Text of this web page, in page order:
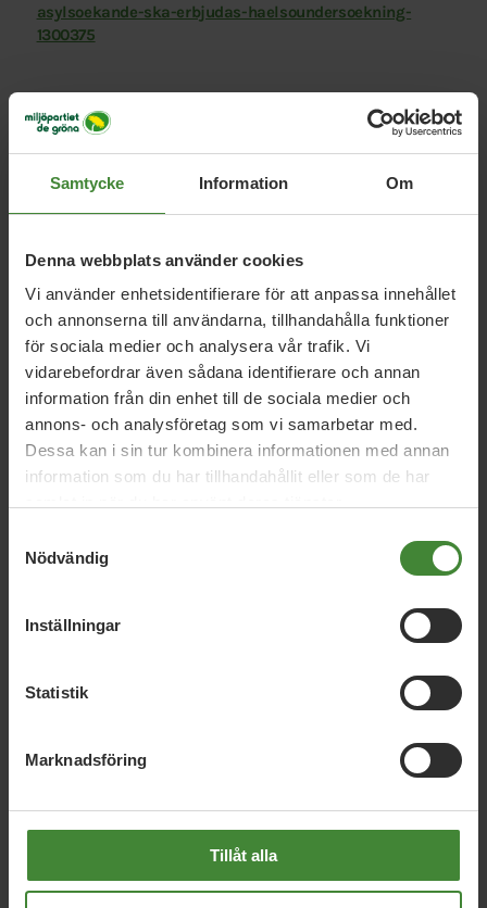
Samtycke Information Om
Denna webbplats använder cookies
Vi använder enhetsidentifierare för att anpassa innehållet
och annonserna till användarna, tillhandahålla funktioner
för sociala medier och analysera vår trafik. Vi
vidarebefordrar även sådana identifierare och annan
information från din enhet till de sociala medier och
annons- och analysföretag som vi samarbetar med.
Dessa kan i sin tur kombinera informationen med annan
information som du har tillhandahållit eller som de har
Nödvändig
Inställningar
Statistik
Marknadsföring
Tillåt alla
asylsoekande-ska-erbjudas-haelsoundersoekning-
1300375
Uppsala län, 13 juli 2026
Debatt: Sjukhusmaten kan stärka både
beredskap och lantbruk
Uppsala län, 18 juni 2026
Debatt: Tillfälliga rabatter räcker inte –
kollektivtrafiksatsning
Insändare: Tonårsutvisningarna måste
stoppas – nu